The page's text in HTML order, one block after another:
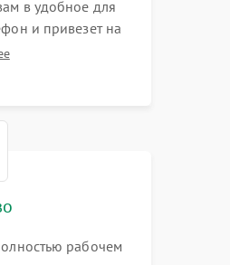
в удобное для
и привезет на
рабочем